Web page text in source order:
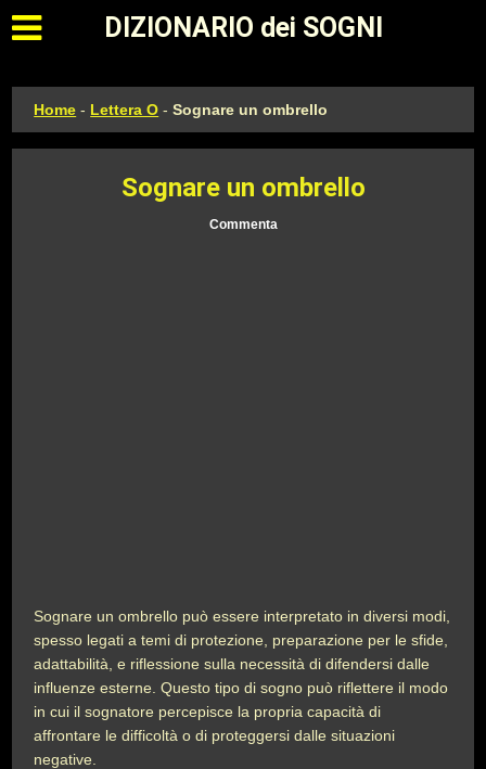
Apri il menu principale
DIZIONARIO dei SOGNI
Home - Lettera O -Sognare un ombrello
Sognare un ombrello
Commenta
Sognare un ombrello può essere interpretato in diversi modi,
spesso legati a temi di protezione, preparazione per le sfide,
adattabilità, e riflessione sulla necessità di difendersi dalle
influenze esterne. Questo tipo di sogno può riflettere il modo
in cui il sognatore percepisce la propria capacità di
affrontare le difficoltà o di proteggersi dalle situazioni
negative.